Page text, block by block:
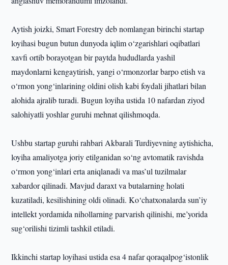
Aytish joizki, Smart Forestry deb nomlangan birinchi startap
loyihasi bugun butun dunyoda iqlim o‘zgarishlari oqibatlari
xavfi ortib borayotgan bir paytda hududlarda yashil
maydonlarni kengaytirish, yangi o‘rmonzorlar barpo etish va
o‘rmon yong‘inlarining oldini olish kabi foydali jihatlari bilan
alohida ajralib turadi. Bugun loyiha ustida 10 nafardan ziyod
salohiyatli yoshlar guruhi mehnat qilishmoqda.
Ushbu startap guruhi rahbari Akbarali Turdiyevning aytishicha,
loyiha amaliyotga joriy etilganidan so‘ng avtomatik ravishda
o‘rmon yong‘inlari erta aniqlanadi va mas’ul tuzilmalar
xabardor qilinadi. Mavjud daraxt va butalarning holati
kuzatiladi, kesilishining oldi olinadi. Ko‘chatxonalarda sun’iy
intellekt yordamida nihollarning parvarish qilinishi, me’yorida
sug‘orilishi tizimli tashkil etiladi.
Ikkinchi startap loyihasi ustida esa 4 nafar qoraqalpog‘istonlik